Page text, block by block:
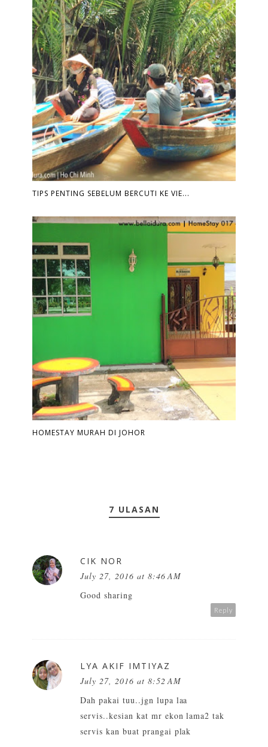
TIPS PENTING SEBELUM BERCUTI KE VIE...
HOMESTAY MURAH DI JOHOR
7 ULASAN
CIK NOR
July 27, 2016 at 8:46 AM
Good sharing
Reply
LYA AKIF IMTIYAZ
July 27, 2016 at 8:52 AM
Dah pakai tuu..jgn lupa laa
servis..kesian kat mr ekon lama2 tak
servis kan buat prangai plak